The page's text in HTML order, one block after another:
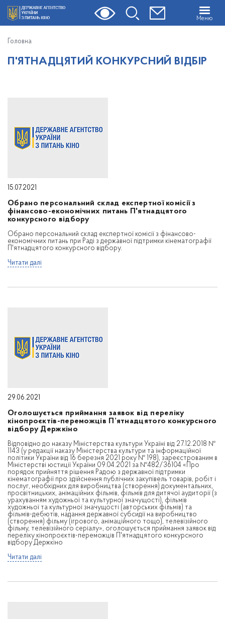
Меню
Головна
П'ЯТНАДЦЯТИЙ КОНКУРСНИЙ ВІДБІР
15.07.2021
Обрано персональний склад експертної комісії з
фінансово-економічних питань П'ятнадцятого
конкурсного відбору
Обрано персональний склад експертної комісії з фінансово-
економічних питань при Раді з державної підтримки кінематографії
П'ятнадцятого конкурсного відбору.
Читати далі
29.06.2021
Оголошується приймання заявок від переліку
кінопроєктів-переможців П’ятнадцятого конкурсного
відбору Держкіно
Відповідно до наказу Міністерства культури Україні від 27.12.2018 №
1143 (у редакції наказу Міністерства культури та інформаційної
політики України від 16 березня 2021 року № 198), зареєстрованим в
Міністерстві юстиції України 09.04.2021 за №482/36104 «Про
порядок прийняття рішення Радою з державної підтримки
кінематографії про здійснення публічних закупівель товарів, робіт і
послуг, необхідних для виробництва (створення) документальних,
просвітницьких, анімаційних фільмів, фільмів для дитячої аудиторії (з
урахуванням художньої та культурної значущості), фільмів
художньої та культурної значущості (авторських фільмів) та
фільмів-дебютів, надання державної субсидії на виробництво
(створення) фільму (ігрового, анімаційного тощо), телевізійного
фільму, телевізійного серіалу», оголошується приймання заявок від
переліку кінопроєктів-переможців П'ятнадцятого конкурсного
відбору Держкіно
Читати далі